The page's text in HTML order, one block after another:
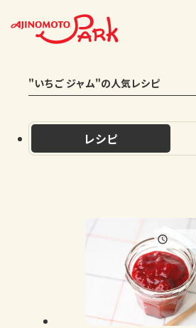
"いちご ジャム"の人気レシピ
レシピ